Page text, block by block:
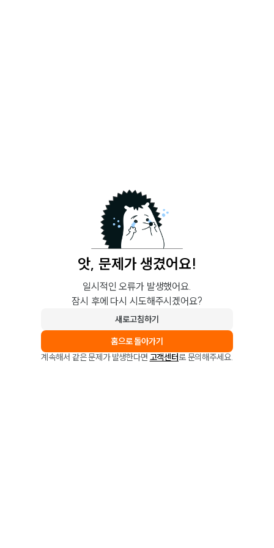
앗, 문제가 생겼어요!
일시적인 오류가 발생했어요.
잠시 후에 다시 시도해주시겠어요?
새로고침하기
홈으로 돌아가기
계속해서 같은 문제가 발생한다면 고객센터로 문의해주세요.